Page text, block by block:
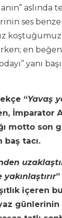
aslında
ses
koştuğumuz
en
yanı
“Yavaş
İmparator
motto son
baş tacı.
içeren
günlerinin